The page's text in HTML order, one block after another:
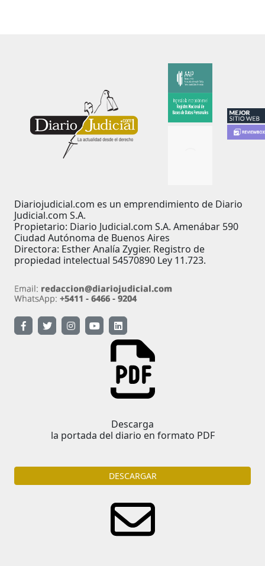
Diariojudicial.com es un emprendimiento de Diario
Judicial.com S.A.
Propietario: Diario Judicial.com S.A. Amenábar 590
Ciudad Autónoma de Buenos Aires
Directora: Esther Analía Zygier. Registro de
propiedad intelectual 54570890 Ley 11.723.
Descarga
la portada del diario en formato PDF
DESCARGAR